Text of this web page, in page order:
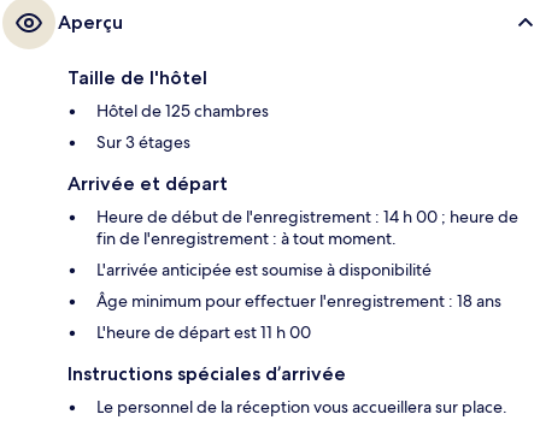
Aperçu
Taille de l'hôtel
Hôtel de 125 chambres
Sur 3 étages
Arrivée et départ
Heure de début de l'enregistrement : 14 h 00 ; heure de
fin de l'enregistrement : à tout moment.
L'arrivée anticipée est soumise à disponibilité
Âge minimum pour effectuer l'enregistrement : 18 ans
L'heure de départ est 11 h 00
Instructions spéciales d’arrivée
Le personnel de la réception vous accueillera sur place.